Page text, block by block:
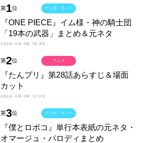
第1位
『ONE PIECE』イム様・神の騎士団
「19本の武器」まとめ＆元ネタ
2026-08-06 16:30
マンガ・ラノベ
第2位
『たんプリ』第28話あらすじ＆場面
カット
2026-08-08 12:00
アニメ
第3位
『僕とロボコ』単行本表紙の元ネタ・
オマージュ・パロディまとめ
マンガ・ラノベ